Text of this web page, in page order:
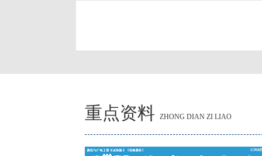
重点资料 ZHONG DIAN ZI LIAO